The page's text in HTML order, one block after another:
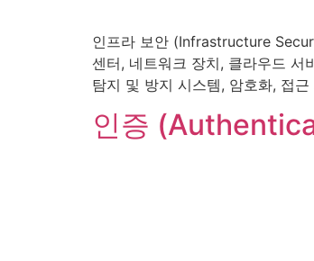
인프라 보안 (Infrastructure
센터, 네트워크 장치, 클라우드 서
탐지 및 방지 시스템, 암호화, 접
인증